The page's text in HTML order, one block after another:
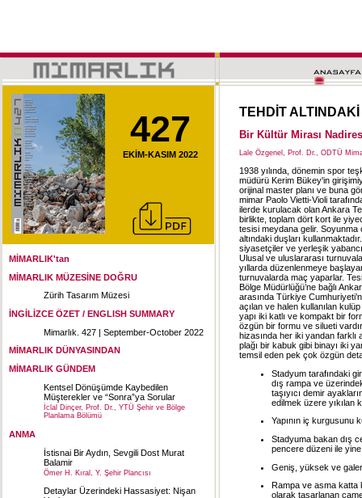
427
EKİM-KASIM 2022
MİMARLIK'tan
MİMARLIK MÜZESİNE DOĞRU
Zürih Tasarım Müzesi
İNGİLİZCE ÖZET / ENGLISH SUMMARY
Mimarlık. 427 | September-October 2022
MİMARLIK DÜNYASINDAN
MİMARLIK GÜNDEM
Kentsel Dönüşümde Kaybedilen
Müşterekler ve “Sonra”ya Sorular
İclal Dinçer, Prof. Dr., YTÜ Şehir ve Bölge
Planlama Bölümü
ANMA
İstisnai Bir Aydın, Sevgili Dost Murat
Balamir
Ömer H. Kıral, Y. Şehir Plancısı
Detaylar Üzerindeki Hassasiyet: Nişan
TEHDİT
Bir Kültür Mirası
Lale Özgenel, Prof. Dr., ODTÜ
1938 yılında, dönemin spor
müdürü Kerim Bükey'in
orijinal master planı ve buna
mimar Paolo Vietti-Violi
ilerde kurulacak olan Ankara
birlikte, toplam dört kort ile
tesisi meydana gelir. Soyunma
altındaki duşları
siyasetçiler ve yerleşik
Ulusal ve uluslararası
yıllarda düzenlenmeye
turnuvalarda maç yaparlar.
Bölge Müdürlüğü’ne bağlı
arasında Türkiye
açılan ve halen kullanılan
yapı iki katlı ve kompakt bir
özgün bir formu ve silueti
hizasında her iki yandan farklı
plağı bir kabuk gibi binayı iki
temsil eden pek çok özgün
Stadyum tarafındaki
dış rampa ve
taşıyıcı demir
edilmek üzere yıkılan
Yapının iç kurgusunu
Stadyuma bakan dış
pencere düzeni ile
Geniş, yüksek ve
Rampa ve asma katta
olarak tasarlanan